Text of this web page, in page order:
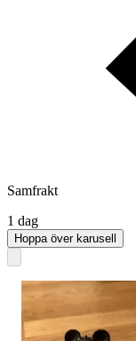
Samfrakt
1 dag
Hoppa över karusell